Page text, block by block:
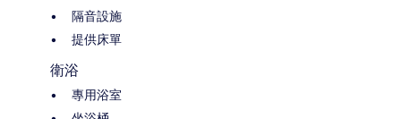
隔音設施
提供床單
衛浴
專用浴室